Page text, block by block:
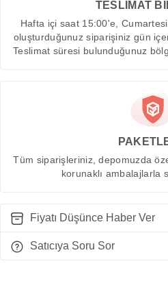
TESLİMAT
Hafta içi saat 15:00'e,
oluşturduğunuz siparişiniz gün
Teslimat süresi bulunduğunuz
Tüm siparişleriniz, depomuzda
korunaklı ambalajlarla
Fiyatı Düşünce Haber Ver
Satıcıya Soru Sor